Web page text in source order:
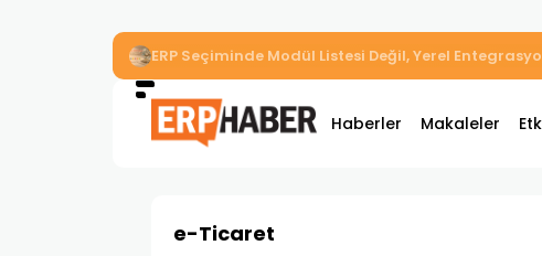
İkizler Aydınlatma, Workcube ERP ile Üretim,
Haberler Makaleler
e-Ticaret